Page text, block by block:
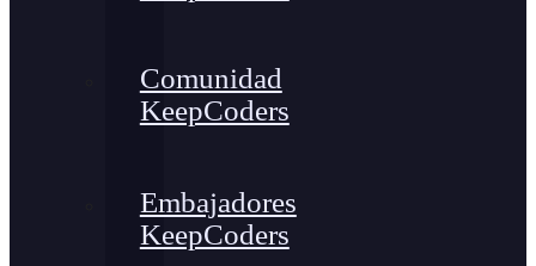
Comunidad
KeepCoders
Embajadores
KeepCoders